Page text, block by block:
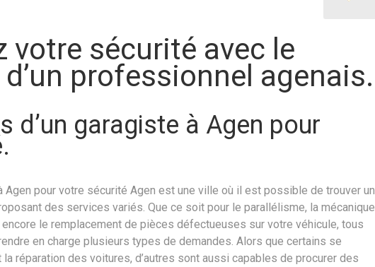
votre sécurité avec le
professionnel agenais.
d’un garagiste à Agen pour
Agen pour votre sécurité Agen est une ville où il est possible de trouver un
des services variés. Que ce soit pour le parallélisme, la mécanique
le remplacement de pièces défectueuses sur votre véhicule, tous
en charge plusieurs types de demandes. Alors que certains se
réparation des voitures, d’autres sont aussi capables de procurer des